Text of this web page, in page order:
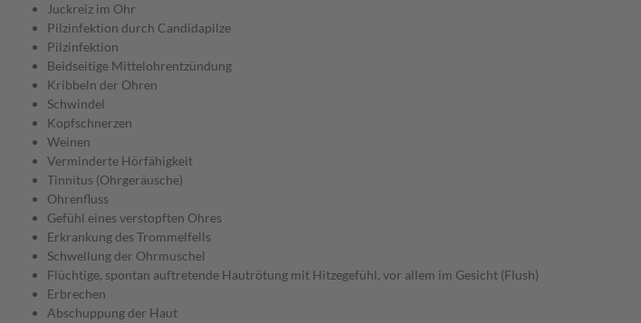
Juckreiz im Ohr
Pilzinfektion durch Candidapilze
Pilzinfektion
Beidseitige Mittelohrentzündung
Kribbeln der Ohren
Schwindel
Kopfschnerzen
Weinen
Verminderte Hörfähigkeit
Tinnitus (Ohrgeräusche)
Ohrenfluss
Gefühl eines verstopften Ohres
Erkrankung des Trommelfells
Schwellung der Ohrmuschel
Flüchtige, spontan auftretende Hautrötung mit Hitzegefühl, vor allem im Gesicht (Flush)
Erbrechen
Abschuppung der Haut